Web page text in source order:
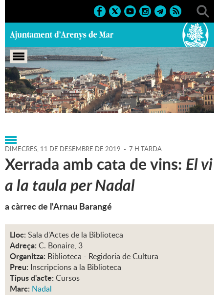
Portada > Regidories > Cultura > Biblioteca P. Fidel
Fita > Agenda > 11-12-2019
DIMECRES, 11 DE DESEMBRE DE 2019 - 7 H TARDA
Xerrada amb cata de vins: El vi
a la taula per Nadal
a càrrec de l'Arnau Barangé
Lloc: Sala d'Actes de la Biblioteca
Adreça: C. Bonaire, 3
Organitza: Biblioteca - Regidoria de Cultura
Preu: Inscripcions a la Biblioteca
Tipus d'acte: Cursos
Marc: Nadal